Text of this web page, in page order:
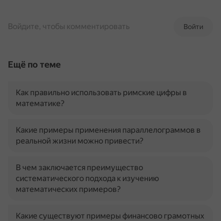
Войти
Войдите, чтобы комментировать
Ещё по теме
Как правильно использовать римские цифры в
математике?
Какие примеры применения параллелограммов в
реальной жизни можно привести?
В чем заключается преимущество
систематического подхода к изучению
математических примеров?
Какие существуют примеры финансово грамотных